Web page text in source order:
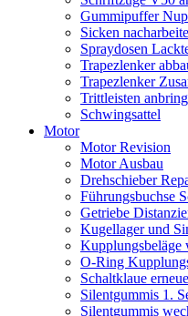
Gummipuffer
Sicken
Spraydosen
Trapezlenker
Trapezlenker
Trittleisten
Schwingsattel
Motor
Motor Revision
Motor Ausbau
Drehschieber
Führungsbuchse
Getriebe
Kugellager und
Kupplungsbeläge
O-Ring
Schaltklaue
Silentgummis 1.
Silentgummis